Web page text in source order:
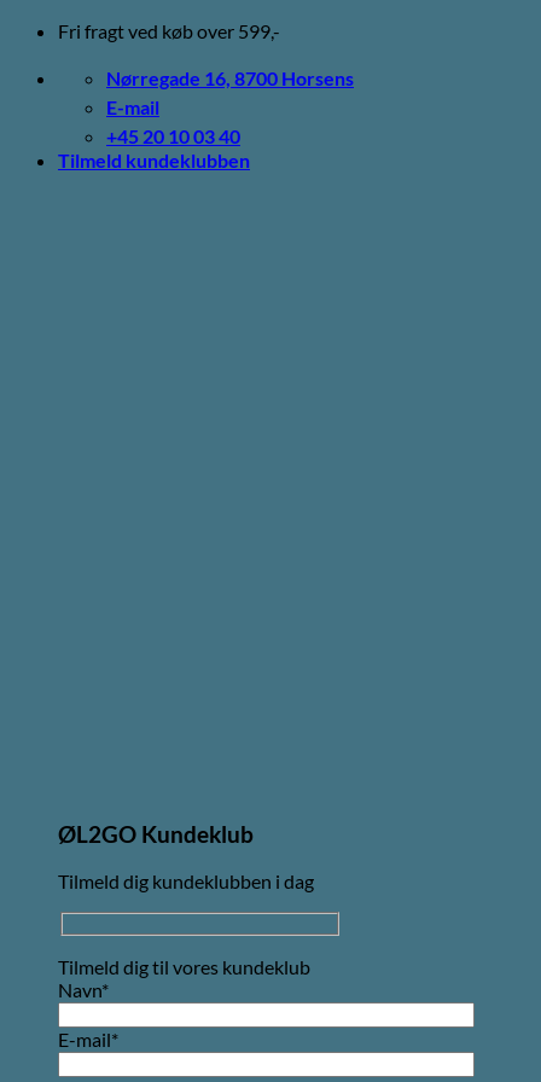
Fortsæt
indhold
Fri fragt ved køb over 599,-
Nørregade 16, 8700 Horsens
E-mail
+45 20 10 03 40
Tilmeld kundeklubben
ØL2GO Kundeklub
Tilmeld dig kundeklubben i dag
Tilmeld dig til vores kundeklub
Navn*
E-mail*